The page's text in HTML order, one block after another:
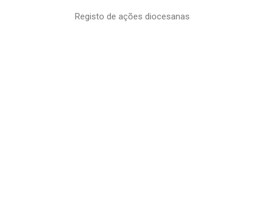
Registo de ações diocesanas